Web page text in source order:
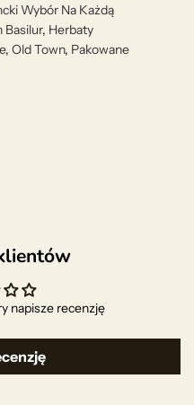
Wybór Na Każdą
Basilur, Herbaty
, Old Town, Pakowane
napisze recenzję